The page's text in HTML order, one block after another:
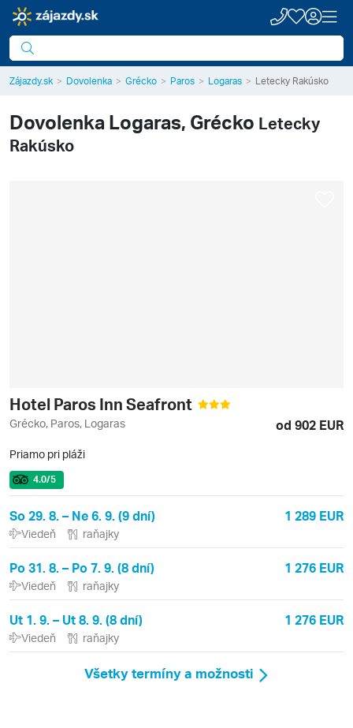
Zájazdy.sk Dovolenka Grécko Paros Logaras Letecky Rakúsko
Dovolenka Logaras, Grécko Letecky
Rakúsko
Hotel Paros Inn Seafront
Grécko, Paros, Logaras od 902 EUR
Priamo pri pláži
4.0/5
So 29. 8. – Ne 6. 9. (9 dní) 1 289 EUR
Viedeň raňajky
Po 31. 8. – Po 7. 9. (8 dní) 1 276 EUR
Viedeň raňajky
Ut 1. 9. – Ut 8. 9. (8 dní) 1 276 EUR
Viedeň raňajky
Všetky termíny a možnosti